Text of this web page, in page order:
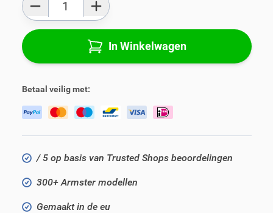
Aantal
In Winkelwagen
Betaal veilig met:
/ 5 op basis van Trusted Shops beoordelingen
300+ Armster modellen
Gemaakt in de eu